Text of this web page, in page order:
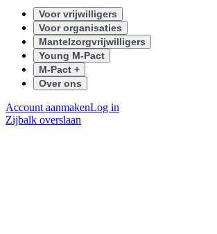
Voor vrijwilligers
Voor organisaties
Mantelzorgvrijwilligers
Young M-Pact
M-Pact +
Over ons
Account aanmakenLog in
Zijbalk overslaan